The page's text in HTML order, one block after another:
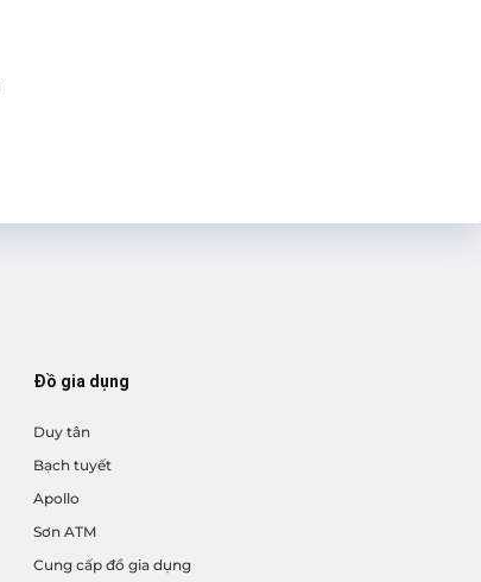
Đồ gia dụng
Duy tân
Bạch tuyết
Apollo
Sơn ATM
Cung cấp đồ gia dụng